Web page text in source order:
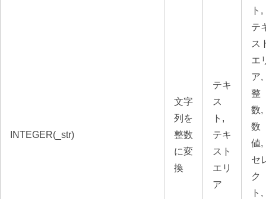
INTEGER(_str)
文字
列を
整数
に変
換
テキ
ス
ト,
テキ
スト
エリ
ア
ト,
テ
ス
エ
ア,
整
数,
数
値,
セ
ク
ト,